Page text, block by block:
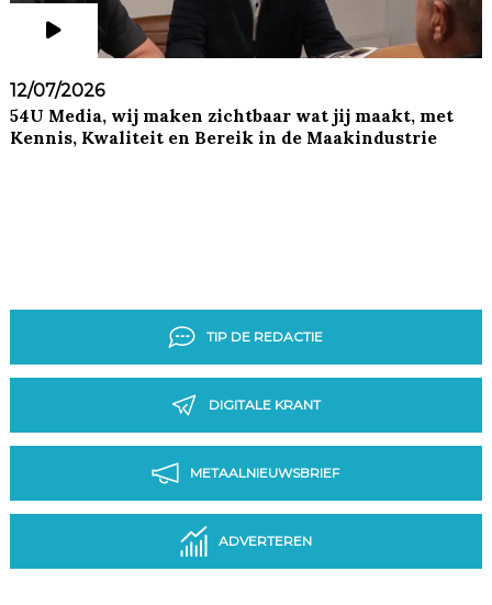
12/07/2026
54U Media, wij maken zichtbaar wat jij maakt, met
Kennis, Kwaliteit en Bereik in de Maakindustrie
TIP DE REDACTIE
DIGITALE KRANT
METAALNIEUWSBRIEF
ADVERTEREN